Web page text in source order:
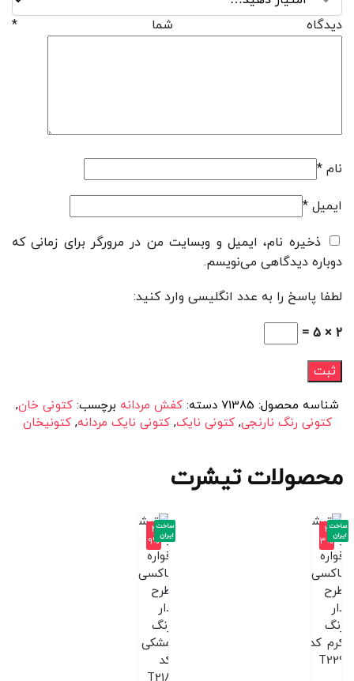
دیدگاه شما *
نام *
ایمیل *
ذخیره نام، ایمیل و وبسایت من در مرورگر برای زمانی که
دوباره دیدگاهی می‌نویسم.
لطفا پاسخ را به عدد انگلیسی وارد کنید:
2 × 5 =
شناسه محصول: 71385 دسته:کفش مردانه برچسب:کتونی خان,
کتونی رنگ نارنجی,کتونی نایک,کتونی نایک مردانه,کتونیخان
محصولات تیشرت
-3
3%
ساخت
ایران
-4
9%
ساخت
ایران